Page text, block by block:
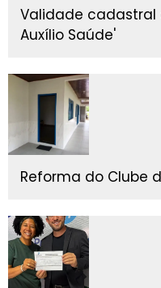
Validade
Auxílio Saúde'
Reforma do Clube